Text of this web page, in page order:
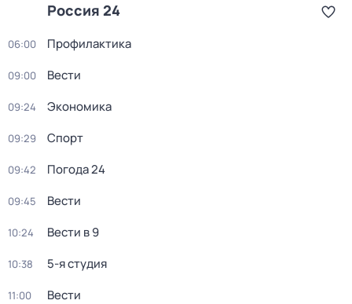
Россия 24
06:00 Профилактика
09:00 Вести
09:24 Экономика
09:29 Спорт
09:42 Погода 24
09:45 Вести
10:24 Вести в 9
10:38 5-я студия
11:00 Вести